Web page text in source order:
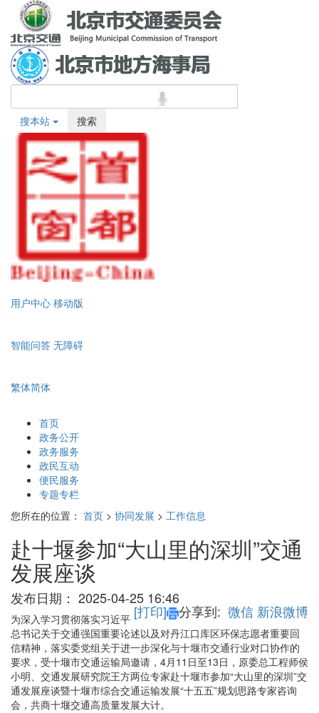
搜本站 搜索
用户中心 移动版
智能问答 无障碍
繁体简体
首页
政务公开
政务服务
政民互动
便民服务
专题专栏
您所在的位置： 首页 > 协同发展 > 工作信息
赴十堰参加“大山里的深圳”交通
发展座谈
发布日期： 2025-04-25 16:46
[打印] 分享到: 微信 新浪微博
为深入学习贯彻落实习近平
总书记关于交通强国重要论述以及对丹江口库区环保志愿者重要回
信精神，落实委党组关于进一步深化与十堰市交通行业对口协作的
要求，受十堰市交通运输局邀请，4月11日至13日， 原委总工程师侯
小明、交通发展研究院王方两位专家赴十堰市参加“大山里的深圳”交
通发展座谈暨十堰市综合交通运输发展“十五五”规划思路专家咨询
会，共商十堰交通高质量发展大计。